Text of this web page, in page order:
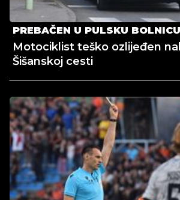
PREBAČEN U PULSKU BOLNICU
Motociklist teško ozlijeđen
Šišanskoj cesti